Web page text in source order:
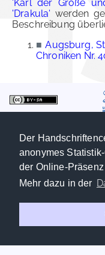
Der
anonymes
der Online-
Mehr dazu in der
'Karl der Große
'Drakula' werden
Beschreibung
■ Augsburg,
Chroniken Nr.